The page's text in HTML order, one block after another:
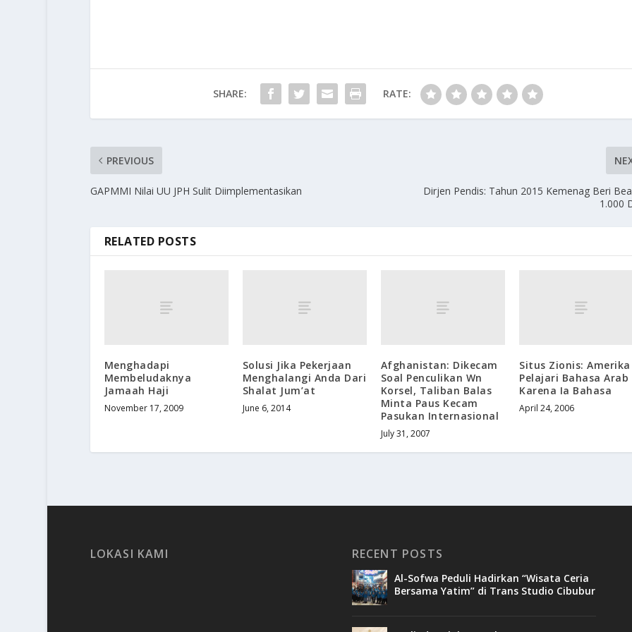
SHARE: RATE:
PREVIOUS
GAPMMI Nilai UU JPH Sulit Diimplementasikan
Dirjen Pendis: Tahun 2015 Kemenag Beri
1.000
RELATED POSTS
Menghadapi
Membeludaknya
Jamaah Haji
November 17, 2009
Solusi Jika Pekerjaan
Menghalangi Anda Dari
Shalat Jum’at
June 6, 2014
Afghanistan: Dikecam
Soal Penculikan Wn
Korsel, Taliban Balas
Minta Paus Kecam
Pasukan Internasional
July 31, 2007
Situs Zionis: Amerika
Pelajari Bahasa Arab
Karena Ia Bahasa
April 24, 2006
LOKASI KAMI RECENT POSTS
Al-Sofwa Peduli Hadirkan “Wisata Ceria
Bersama Yatim” di Trans Studio Cibubur